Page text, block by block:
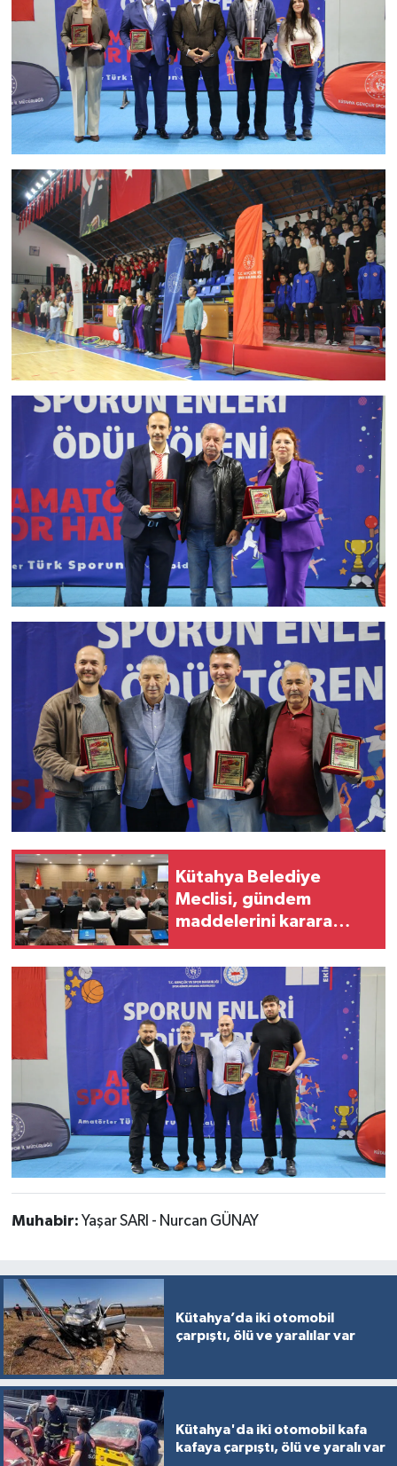
Kütahya Belediye
Meclisi, gündem
maddelerini karara
Muhabir: Yaşar SARI - Nurcan GÜNAY
Kütahya’da iki otomobil
çarpıştı, ölü ve yaralılar var
Kütahya'da iki otomobil kafa
kafaya çarpıştı, ölü ve yaralı var